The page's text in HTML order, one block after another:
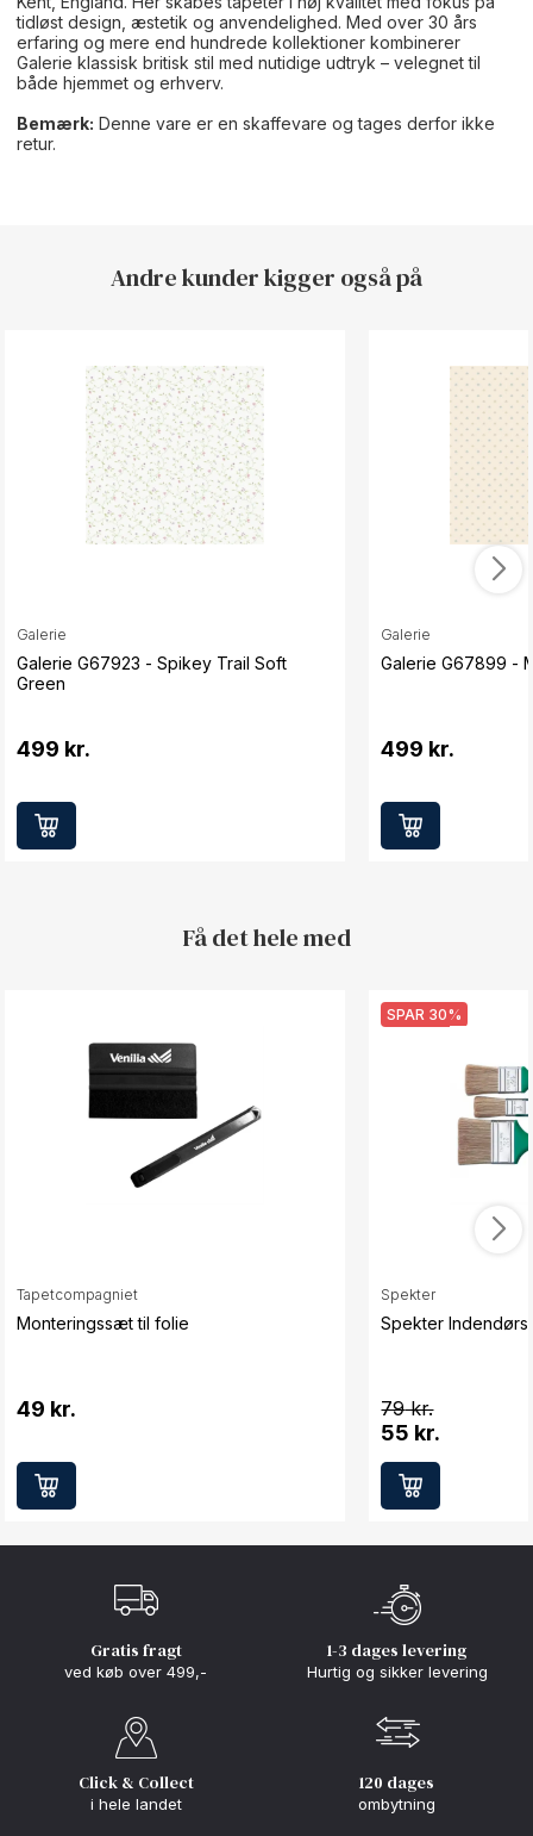
tidløst design, æstetik og anvendelighed. Med over 30 års
erfaring og mere end hundrede kollektioner kombinerer
Galerie klassisk britisk stil med nutidige udtryk – velegnet til
både hjemmet og erhverv.
Bemærk: Denne vare er en skaffevare og tages derfor ikke
retur.
Andre kunder kigger også på
Galerie
Galerie G67923 - Spikey Trail Soft
Green
499 kr.
Galerie
Galerie G67899 -
499 kr.
Få det hele med
Tapetcompagniet
Monteringssæt til folie
49 kr.
SPAR 30%
Spekter
Spekter
79
55 kr.
Gratis fragt
ved køb over 499,-
1-3 dages levering
Hurtig og sikker levering
Click & Collect
i hele landet
120 dages
ombytning
Button Text